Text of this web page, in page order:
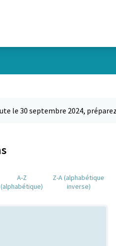
le 30 septembre 2024,
A-Z
(alphabétique)
Z-A (alphabétique
inverse)